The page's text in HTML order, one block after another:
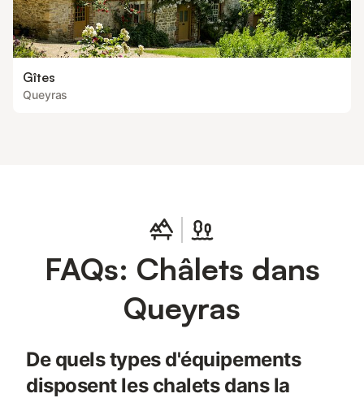
Gîtes
Queyras
FAQs: Châlets dans
Queyras
De quels types d'équipements
disposent les chalets dans la